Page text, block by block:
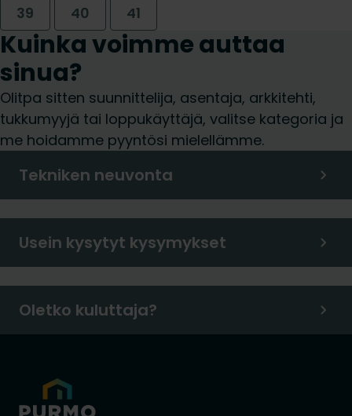
39
40 41
Kuinka voimme auttaa
sinua?
Olitpa sitten suunnittelija, asentaja, arkkitehti,
tukkumyyjä tai loppukäyttäjä, valitse kategoria ja
me hoidamme pyyntösi mielellämme.
Tekniken neuvonta
Usein kysytyt kysymykset
Oletko kuluttaja?